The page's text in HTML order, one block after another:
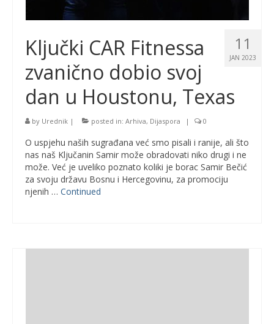
11
JAN 2023
Ključki CAR Fitnessa
zvanično dobio svoj
dan u Houstonu, Texas
by Urednik | posted in: Arhiva, Dijaspora | 0
O uspjehu naših sugrađana već smo pisali i ranije, ali što
nas naš Ključanin Samir može obradovati niko drugi i ne
može. Već je uveliko poznato koliki je borac Samir Bečić
za svoju državu Bosnu i Hercegovinu, za promociju
njenih … Continued